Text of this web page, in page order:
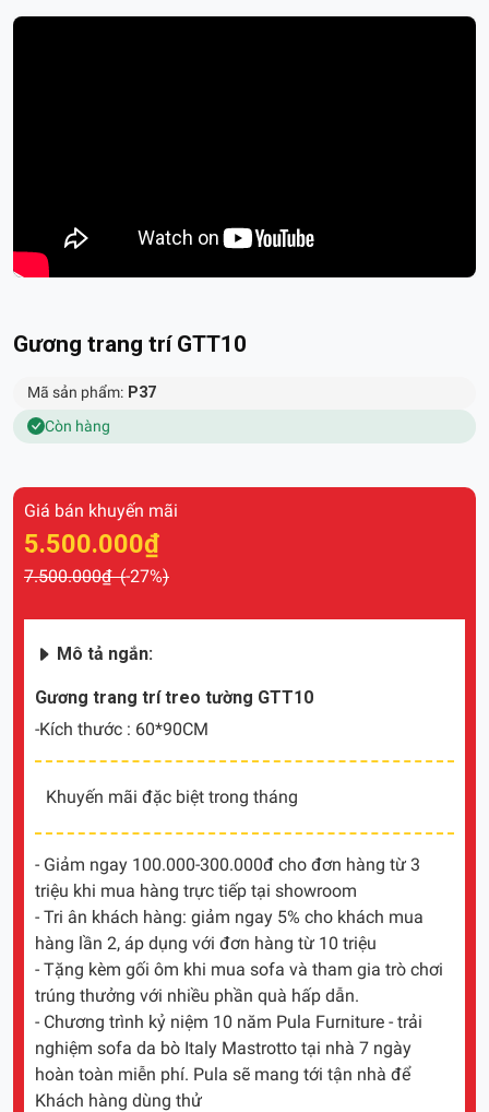
Gương trang trí GTT10
Mã sản phẩm:P37
Còn hàng
Giá bán khuyến mãi
5.500.000₫
7.500.000₫ (-27%)
Mô tả ngắn:
Gương trang trí treo tường GTT10
-Kích thước : 60*90CM
Khuyến mãi đặc biệt trong tháng
- Giảm ngay 100.000-300.000đ cho đơn hàng từ 3
triệu khi mua hàng trực tiếp tại showroom
- Tri ân khách hàng: giảm ngay 5% cho khách mua
hàng lần 2, áp dụng với đơn hàng từ 10 triệu
- Tặng kèm gối ôm khi mua sofa và tham gia trò chơi
trúng thưởng với nhiều phần quà hấp dẫn.
- Chương trình kỷ niệm 10 năm Pula Furniture - trải
nghiệm sofa da bò Italy Mastrotto tại nhà 7 ngày
hoàn toàn miễn phí. Pula sẽ mang tới tận nhà để
Khách hàng dùng thử